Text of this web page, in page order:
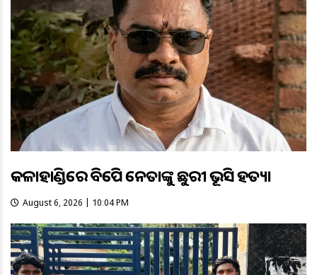
କଳାହାଣ୍ଡିରେ ବିଜେପି ନେତାଙ୍କୁ ଛୁରୀ ଭୂସି ହତ୍ୟା
August 6, 2026 | 10:04 PM